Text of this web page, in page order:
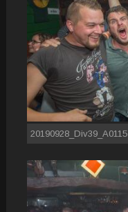
20190928_Div39_A0115